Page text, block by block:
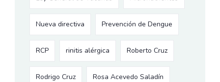
Nueva directiva Prevención de Dengue
RCP rinitis alérgica Roberto Cruz
Rodrigo Cruz Rosa Acevedo Saladín